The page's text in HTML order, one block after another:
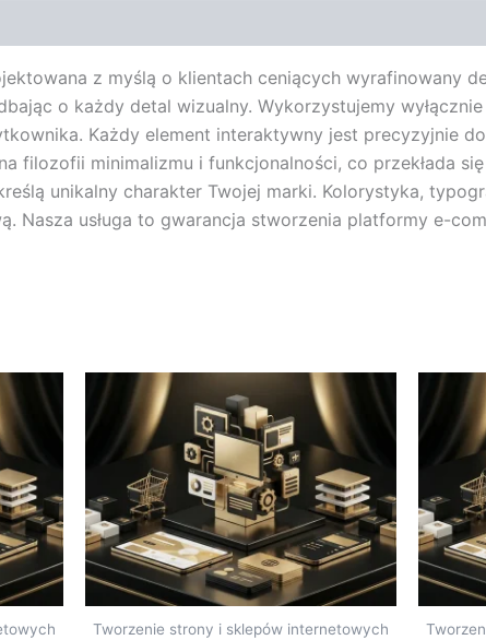
z myślą o klientach ceniących wyrafinowany
o każdy detal wizualny. Wykorzystujemy
Każdy element interaktywny jest precyzyjnie
filozofii minimalizmu i funkcjonalności, co przekłada
unikalny charakter Twojej marki. Kolorystyka,
Nasza usługa to gwarancja stworzenia platformy e-
Tworzenie strony i sklepów internetowych